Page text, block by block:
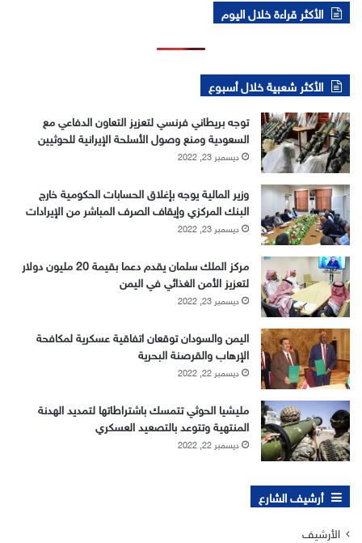
الأكثر قراءة خلال اليوم
الأكثر شعبية خلال أسبوع
توجه بريطاني فرنسي لتعزيز التعاون الدفاعي مع
السعودية ومنع وصول الأسلحة الإيرانية للحوثيين
ديسمبر 23, 2022
وزير المالية يوجه بإغلاق الحسابات الحكومية خارج
البنك المركزي وإيقاف الصرف المباشر من الإيرادات
ديسمبر 23, 2022
مركز الملك سلمان يقدم دعما بقيمة 20 مليون دولار
لتعزيز الأمن الغذائي في اليمن
ديسمبر 23, 2022
اليمن والسودان توقعان اتفاقية عسكرية لمكافحة
الإرهاب والقرصنة البحرية
ديسمبر 22, 2022
مليشيا الحوثي تتمسك باشتراطاتها لتمديد الهدنة
المنتهية وتتوعد بالتصعيد العسكري
ديسمبر 22, 2022
أرشيف الشارع
الأرشيف